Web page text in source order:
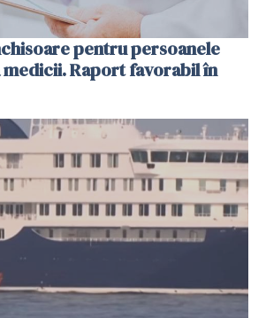
pentru persoanele
Raport favorabil în